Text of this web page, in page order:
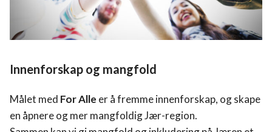
Innenforskap og mangfold
Målet med For Alle er å fremme innenforskap, og skape
en åpnere og mer mangfoldig Jær-region.